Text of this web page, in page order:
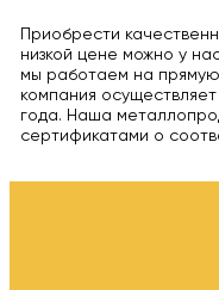
Приобрести
низкой цене можно у
мы работаем на
компания
года. Наша
сертификатами о